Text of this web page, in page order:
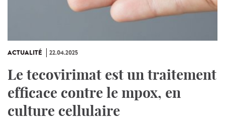
ACTUALITÉ 22.04.2025
Le tecovirimat est un traitement
efficace contre le mpox, en
culture cellulaire